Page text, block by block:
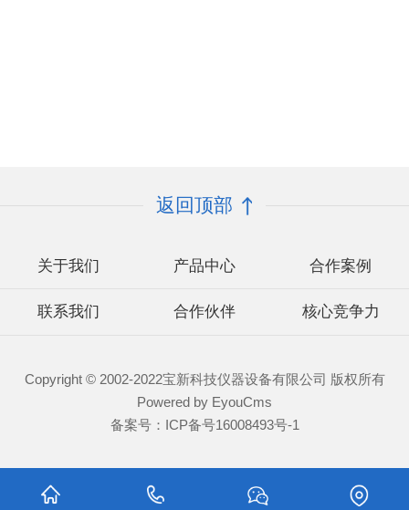
返回顶部
关于我们 产品中心 合作案例
联系我们 合作伙伴 核心竞争力
Copyright © 2002-2022宝新科技仪器设备有限公司 版权所有
Powered by EyouCms
备案号： ICP备号16008493号-1